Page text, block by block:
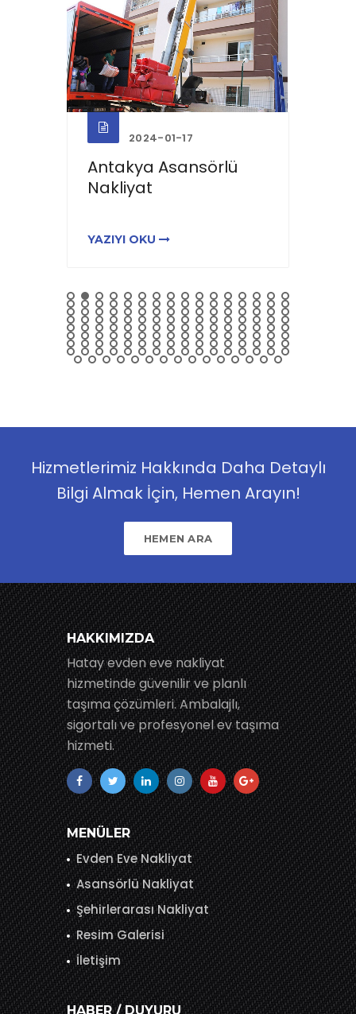
2024-01-17
Antakya Asansörlü
Nakliyat
YAZIYI OKU
Hizmetlerimiz Hakkında Daha Detaylı
Bilgi Almak İçin, Hemen Arayın!
HEMEN ARA
HAKKIMIZDA
Hatay evden eve nakliyat
hizmetinde güvenilir ve planlı
taşıma çözümleri. Ambalajlı,
sigortalı ve profesyonel ev taşıma
hizmeti.
MENÜLER
Evden Eve Nakliyat
Asansörlü Nakliyat
Şehirlerarası Nakliyat
Resim Galerisi
İletişim
HABER / DUYURU